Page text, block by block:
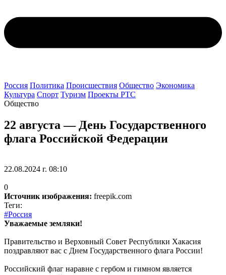
Россия Политика Происшествия Общество Экономика
Культура Спорт Туризм Проекты РТС
Общество
22 августа — День Государственного
флага Российской Федерации
22.08.2024 г. 08:10
0
Источник изображения: freepik.com
Теги:
#Россия
Уважаемые земляки!
Правительство и Верховный Совет Республики Хакасия
поздравляют вас с Днем Государственного флага России!
Российский флаг наравне с гербом и гимном является